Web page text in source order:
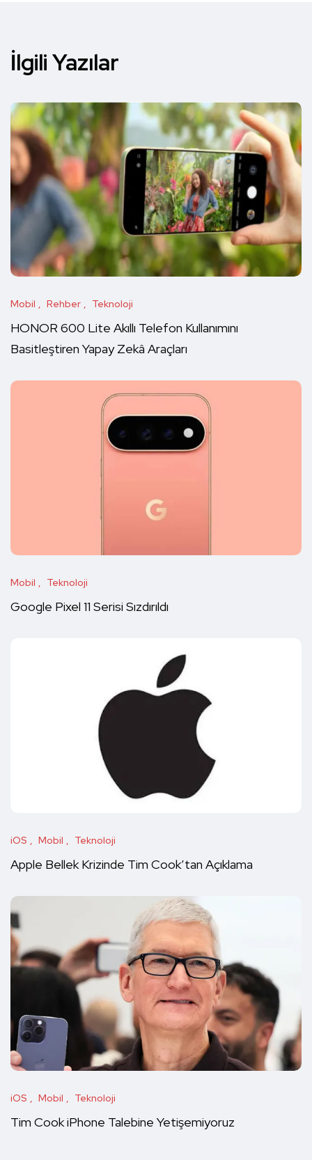
İlgili Yazılar
Mobil Rehber Teknoloji
HONOR 600 Lite Akıllı Telefon Kullanımını
Basitleştiren Yapay Zekâ Araçları
Mobil Teknoloji
Google Pixel 11 Serisi Sızdırıldı
iOS Mobil Teknoloji
Apple Bellek Krizinde Tim Cook’tan Açıklama
iOS Mobil Teknoloji
Tim Cook iPhone Talebine Yetişemiyoruz